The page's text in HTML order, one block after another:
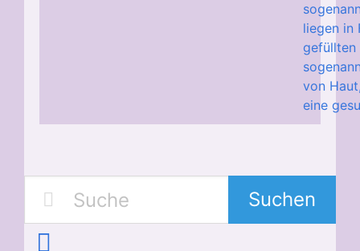
liegen in
gefüllten
von
eine
Suchen